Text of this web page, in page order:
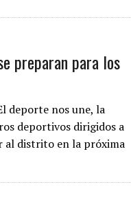
preparan para los
deporte nos une, la
deportivos dirigidos a
al distrito en la próxima